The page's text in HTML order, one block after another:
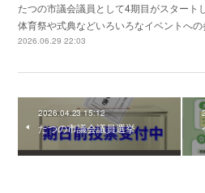
たつの市議会議員として4期目がスタート
体育祭や式典などいろいろなイベントへ
2026.06.29 22:03
2026.04.23 15:12
たつの市議会議員選挙